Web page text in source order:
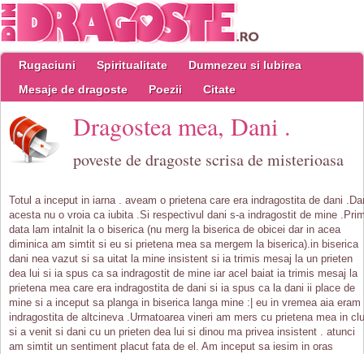
Rugaciuni Spiritualitate
Dumnezeu si Iubirea
Mesaje de dragoste
Poezii Citate
Dragostea mea, Dani .
poveste de dragoste scrisa de misterioasa
Totul a inceput in iarna . aveam o prietena care era indragostita de dani
acesta nu o vroia ca iubita .Si respectivul dani s-a indragostit de mine
data lam intalnit la o biserica (nu merg la biserica de obicei dar in acea
diminica am simtit si eu si prietena mea sa mergem la biserica).in biserica
dani nea vazut si sa uitat la mine insistent si ia trimis mesaj la un prieten
dea lui si ia spus ca sa indragostit de mine iar acel baiat ia trimis mesaj la
prietena mea care era indragostita de dani si ia spus ca la dani ii place de
mine si a inceput sa planga in biserica langa mine :| eu in vremea aia eram
indragostita de altcineva .Urmatoarea vineri am mers cu prietena mea in
si a venit si dani cu un prieten dea lui si dinou ma privea insistent . atunci
am simtit un sentiment placut fata de el. Am inceput sa iesim in oras